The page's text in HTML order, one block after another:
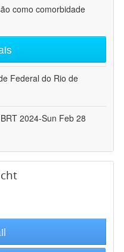
como comorbidade
Federal do Rio de
2024-Sun Feb 28